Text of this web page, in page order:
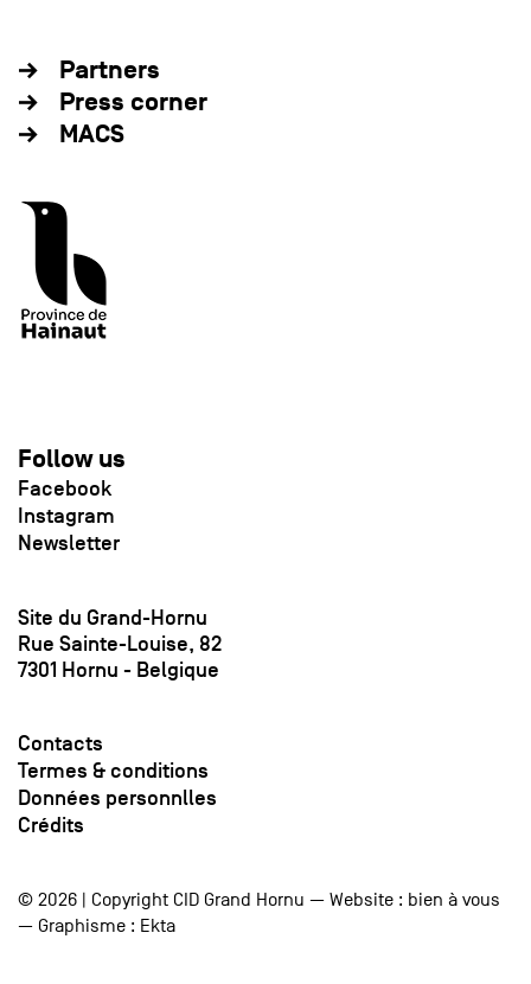
Partners
Press corner
MACS
Follow us
Facebook
Instagram
Newsletter
Site du Grand-Hornu
Rue Sainte-Louise, 82
7301 Hornu - Belgique
Contacts
Termes & conditions
Données personnlles
Crédits
© 2026 | Copyright CID Grand Hornu — Website : bien à vous
— Graphisme : Ekta